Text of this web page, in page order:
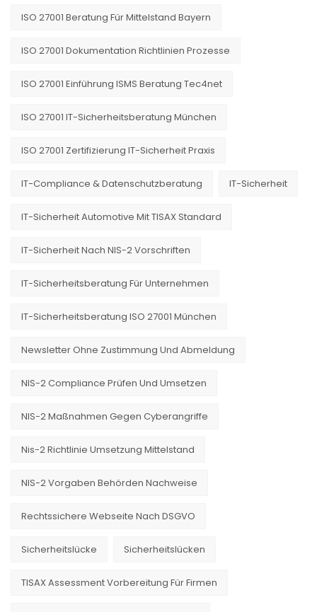
ISO 27001 Beratung Für Mittelstand Bayern
ISO 27001 Dokumentation Richtlinien Prozesse
ISO 27001 Einführung ISMS Beratung Tec4net
ISO 27001 IT-Sicherheitsberatung München
ISO 27001 Zertifizierung IT-Sicherheit Praxis
IT-Compliance & Datenschutzberatung IT-Sicherheit
IT-Sicherheit Automotive Mit TISAX Standard
IT-Sicherheit Nach NIS-2 Vorschriften
IT-Sicherheitsberatung Für Unternehmen
IT-Sicherheitsberatung ISO 27001 München
Newsletter Ohne Zustimmung Und Abmeldung
NIS-2 Compliance Prüfen Und Umsetzen
NIS-2 Maßnahmen Gegen Cyberangriffe
Nis-2 Richtlinie Umsetzung Mittelstand
NIS-2 Vorgaben Behörden Nachweise
Rechtssichere Webseite Nach DSGVO
Sicherheitslücke Sicherheitslücken
TISAX Assessment Vorbereitung Für Firmen